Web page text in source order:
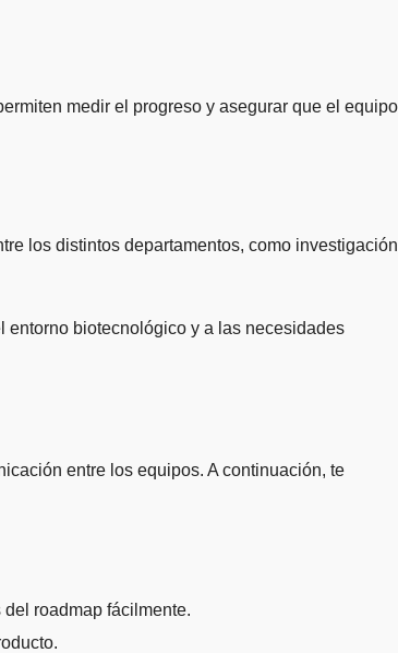
medir el progreso y asegurar que el equipo
los distintos departamentos, como
entorno biotecnológico y a las necesidades
entre los equipos. A continuación, te
roadmap fácilmente.